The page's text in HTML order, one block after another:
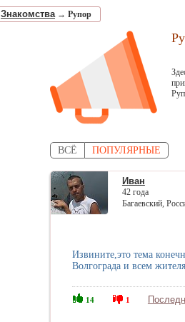
Знакомства→ Рупор
ВСЁ ПОПУЛЯРНЫЕ
Иван
42 года
Багаевский,
Извините,это тема
Волгограда и всем
14 1